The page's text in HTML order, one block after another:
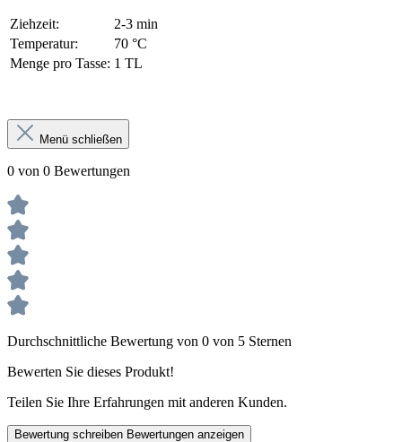
Ziehzeit:
2-3 min
Temperatur:
70 °C
Menge pro Tasse: 1 TL
Menü schließen
0 von 0 Bewertungen
Durchschnittliche Bewertung von 0 von 5 Sternen
Bewerten Sie dieses Produkt!
Teilen Sie Ihre Erfahrungen mit anderen Kunden.
Bewertung schreiben Bewertungen anzeigen